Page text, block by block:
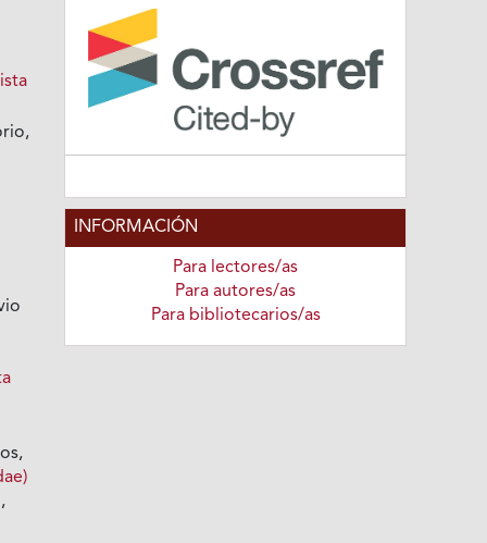
,
INFORMACIÓN
Para lectores/as
Para autores/as
Para bibliotecarios/as